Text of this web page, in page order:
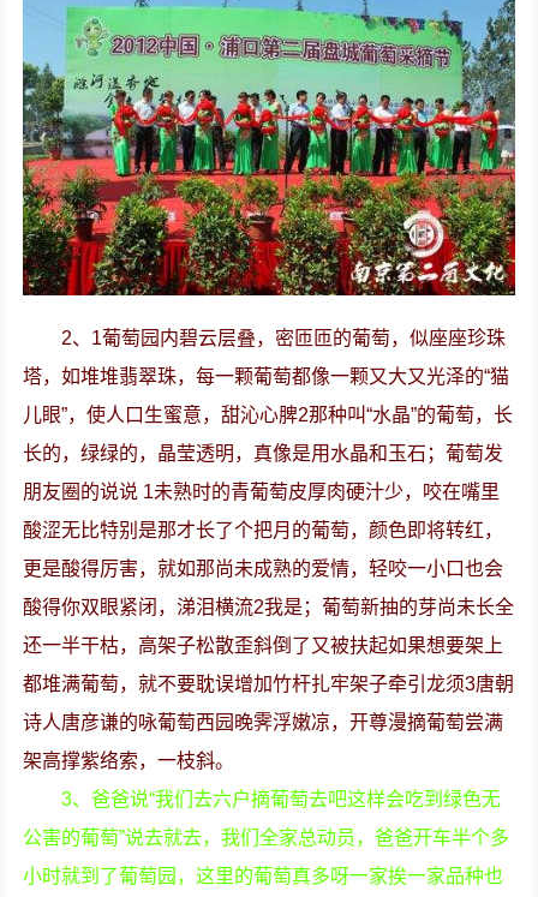
2、1葡萄园内碧云层叠，密匝匝的葡萄，似座座珍珠
塔，如堆堆翡翠珠，每一颗葡萄都像一颗又大又光泽的“猫
儿眼”，使人口生蜜意，甜沁心脾2那种叫“水晶”的葡萄，长
长的，绿绿的，晶莹透明，真像是用水晶和玉石；葡萄发
朋友圈的说说 1未熟时的青葡萄皮厚肉硬汁少，咬在嘴里
酸涩无比特别是那才长了个把月的葡萄，颜色即将转红，
更是酸得厉害，就如那尚未成熟的爱情，轻咬一小口也会
酸得你双眼紧闭，涕泪横流2我是；葡萄新抽的芽尚未长全
还一半干枯，高架子松散歪斜倒了又被扶起如果想要架上
都堆满葡萄，就不要耽误增加竹杆扎牢架子牵引龙须3唐朝
诗人唐彦谦的咏葡萄西园晚霁浮嫩凉，开尊漫摘葡萄尝满
架高撑紫络索，一枝斜。
3、爸爸说“我们去六户摘葡萄去吧这样会吃到绿色无
公害的葡萄”说去就去，我们全家总动员，爸爸开车半个多
小时就到了葡萄园，这里的葡萄真多呀一家挨一家品种也